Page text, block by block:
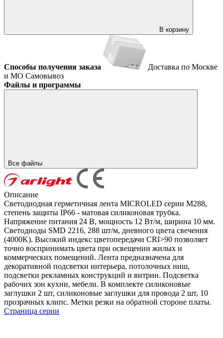
В корзину
Способы получения заказа
Доставка по Москве
и МО Самовывоз
Файлы и программы
Все файлы
Описание
Светодиодная герметичная лента MICROLED серии M288,
степень защиты IP66 - матовая силиконовая трубка.
Напряжение питания 24 В, мощность 12 Вт/м, ширина 10 мм.
Светодиоды SMD 2216, 288 шт/м, дневного цвета свечения
(4000K). Высокий индекс цветопередачи CRI>90 позволяет
точно воспринимать цвета при освещении жилых и
коммерческих помещений. Лента предназначена для
декоративной подсветки интерьера, потолочных ниш,
подсветки рекламных конструкций и витрин. Подсветка
рабочих зон кухни, мебели. В комплекте силиконовые
заглушки 2 шт, силиконовые заглушки для провода 2 шт, 10
прозрачных клипс. Метки резки на обратной стороне платы.
Страница серии